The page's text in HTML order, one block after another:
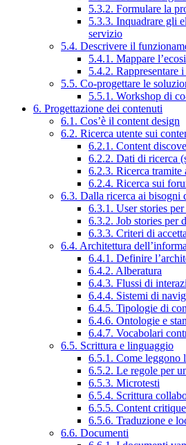
5.3.2. Formulare la
5.3.3. Inquadrare gli
servizio
5.4. Descrivere il
5.4.1. Mappare
5.4.2. Rappresentare
5.5. Co-progettare le
5.5.1. Workshop di
6. Progettazione dei contenuti
6.1. Cos’è il content design
6.2. Ricerca utente sui
6.2.1. Content
6.2.2. Dati di ricerca
6.2.3. Ricerca tramite
6.2.4. Ricerca sui
6.3. Dalla ricerca ai bisogni
6.3.1. User stories
6.3.2. Job stories per
6.3.3. Criteri di
6.4. Architettura
6.4.1. Definire
6.4.2. Alberatura
6.4.3. Flussi di
6.4.4. Sistemi di
6.4.5. Tipologie di
6.4.6. Ontologie e
6.4.7. Vocabolari
6.5. Scrittura e linguaggio
6.5.1. Come leggono
6.5.2. Le regole per
6.5.3. Microtesti
6.5.4. Scrittura
6.5.5. Content critique
6.5.6. Traduzione e
6.6. Documenti